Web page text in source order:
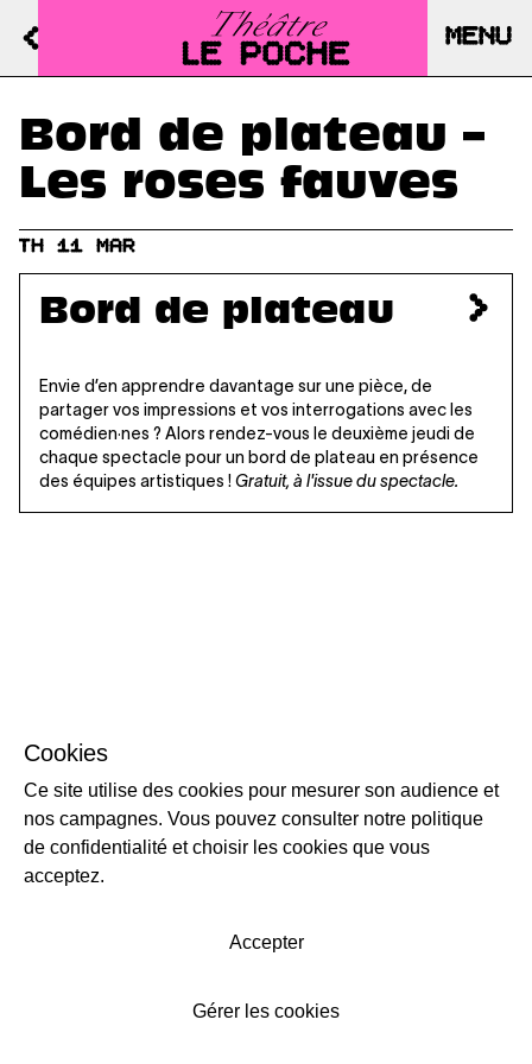
Cookies
Ce site utilise des cookies pour mesurer son audience et
nos campagnes. Vous pouvez consulter notre politique
de confidentialité et choisir les cookies que vous
acceptez.
Accepter
Gérer les cookies
MENU
Bord de plateau –
Les roses fauves
Bord de plateau
Envie d’en apprendre davantage sur une pièce, de
partager vos impressions et vos interrogations avec les
comédien·nes ? Alors rendez-vous le deuxième jeudi de
chaque spectacle pour un bord de plateau en présence
des équipes artistiques ! Gratuit, à l'issue du spectacle.
TH 11 MAR